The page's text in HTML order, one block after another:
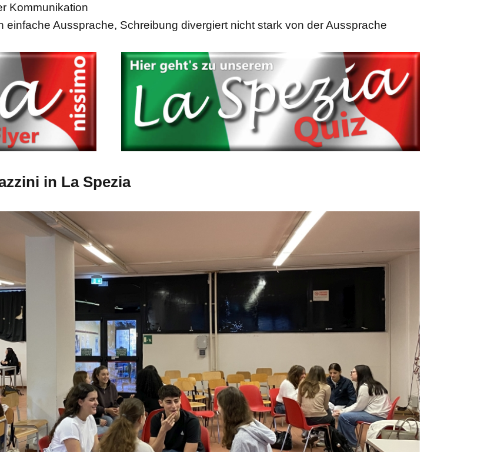
Kommunikation
einfache Aussprache, Schreibung divergiert nicht stark von der Aussprache
in La Spezia